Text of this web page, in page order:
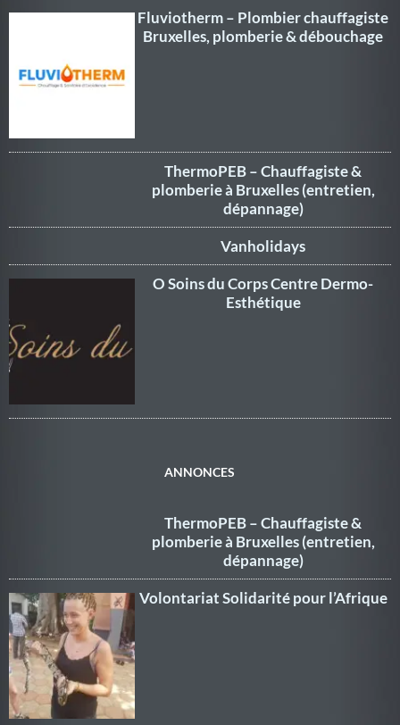
Fluviotherm – Plombier chauffagiste
Bruxelles, plomberie & débouchage
ThermoPEB – Chauffagiste &
plomberie à Bruxelles (entretien,
dépannage)
Vanholidays
O Soins du Corps Centre Dermo-
Esthétique
ANNONCES
ThermoPEB – Chauffagiste &
plomberie à Bruxelles (entretien,
dépannage)
Volontariat Solidarité pour l’Afrique